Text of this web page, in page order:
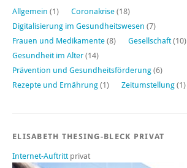
Allgemein (1) Coronakrise (18)
Digitalisierung im Gesundheitswesen (7)
Frauen und Medikamente (8) Gesellschaft (10)
Gesundheit im Alter (14)
Prävention und Gesundheitsförderung (6)
Rezepte und Ernährung (1) Zeitumstellung (1)
ELISABETH THESING-BLECK PRIVAT
Internet-Auftritt privat